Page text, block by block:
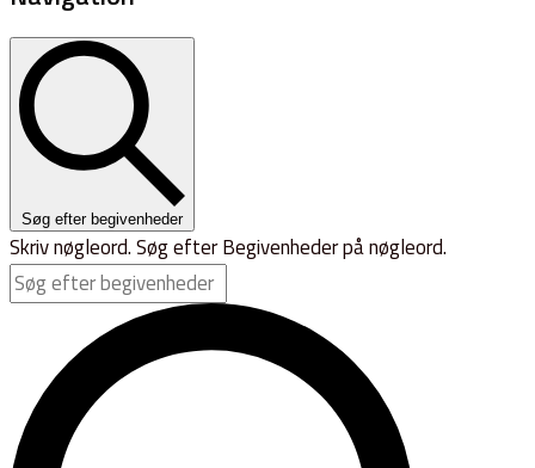
Søg efter begivenheder
Skriv nøgleord. Søg efter Begivenheder på nøgleord.